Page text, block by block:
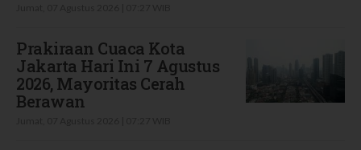
Prakiraan Cuaca Kota
Jakarta Hari Ini 7 Agustus
2026, Mayoritas Cerah
Berawan